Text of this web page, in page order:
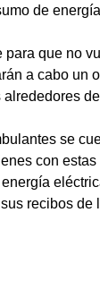
de
para que no
a cabo un
se
con
recibos de